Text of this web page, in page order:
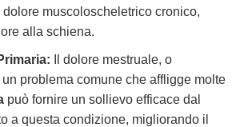
muscoloscheletrico cronico,
alla schiena.
Il dolore mestruale, o
problema comune che affligge molte
può fornire un sollievo efficace dal
a questa condizione, migliorando il